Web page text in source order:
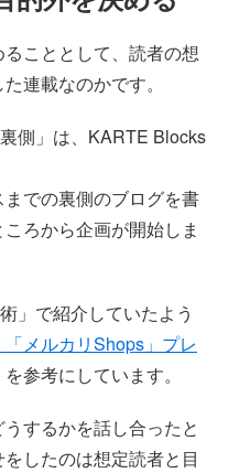
こととして、読者の想
連載なのかです。
側」は、KARTE Blocks
での裏側のブログを書
ろから企画が開始しま
」で紹介していたよう
メルカリShops」プレ
を参考にしています。
するかを話し合ったと
したのは想定読者と目